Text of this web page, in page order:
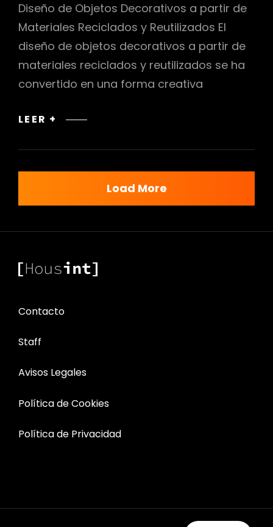
Diseño de Objetos Decorativos a partir de
Materiales Reciclados y Reutilizados El
diseño de objetos decorativos a partir de
materiales reciclados y reutilizados se ha
convertido en una forma creativa
LEER +
DISEÑO
OBJETOS
DE
REUTILIZADOS
Load More
Contacto
Staff
Avisos Legales
Política de Cookies
Política de Privacidad